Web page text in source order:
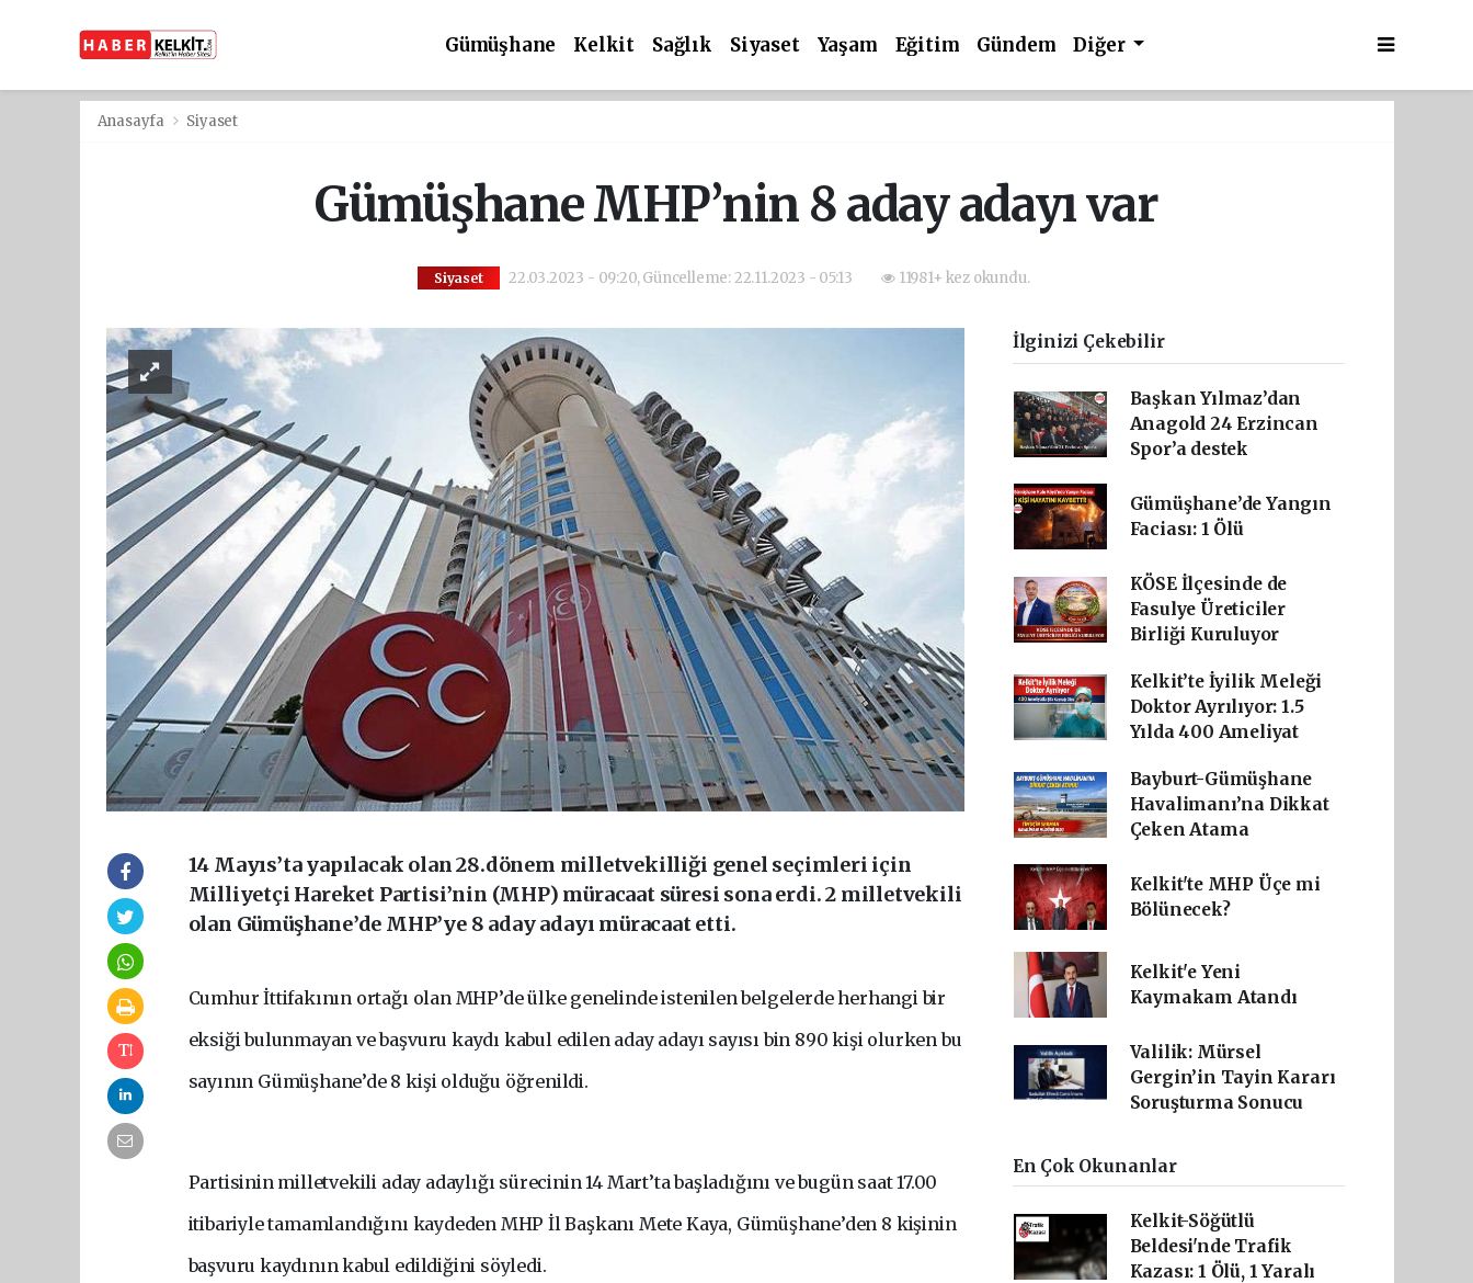
Gümüşhane Kelkit Sağlık Siyaset Yaşam Eğitim Gündem Diğer
Anasayfa Siyaset
Gümüşhane MHP’nin 8 aday adayı var
Siyaset 22.03.2023 - 09:20, Güncelleme: 22.11.2023 - 05:13 11981+ kez okundu.
14 Mayıs’ta yapılacak olan 28.dönem milletvekilliği genel seçimleri için
Milliyetçi Hareket Partisi’nin (MHP) müracaat süresi sona erdi. 2 milletvekili
olan Gümüşhane’de MHP’ye 8 aday adayı müracaat etti.
Cumhur İttifakının ortağı olan MHP’de ülke genelinde istenilen belgelerde herhangi bir
eksiği bulunmayan ve başvuru kaydı kabul edilen aday adayı sayısı bin 890 kişi olurken bu
sayının Gümüşhane’de 8 kişi olduğu öğrenildi.
Partisinin milletvekili aday adaylığı sürecinin 14 Mart’ta başladığını ve bugün saat 17.00
itibariyle tamamlandığını kaydeden MHP İl Başkanı Mete Kaya, Gümüşhane’den 8 kişinin
başvuru kaydının kabul edildiğini söyledi.
İlginizi Çekebilir
Başkan Yılmaz’dan
Anagold 24 Erzincan
Spor’a destek
Gümüşhane’de Yangın
Faciası: 1 Ölü
KÖSE İlçesinde de
Fasulye Üreticiler
Birliği Kuruluyor
Kelkit’te İyilik Meleği
Doktor Ayrılıyor: 1.5
Yılda 400 Ameliyat
Bayburt-Gümüşhane
Havalimanı’na Dikkat
Çeken Atama
Kelkit'te MHP Üçe mi
Bölünecek?
Kelkit'e Yeni
Kaymakam Atandı
Valilik: Mürsel
Gergin’in Tayin Kararı
Soruşturma Sonucu
En Çok Okunanlar
Kelkit-Söğütlü
Beldesi'nde Trafik
Kazası: 1 Ölü, 1 Yaralı